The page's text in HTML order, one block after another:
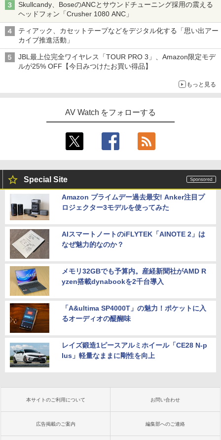
Skullcandy、BoseのANCとサウンドチューニング採用の震える
ヘッドフォン「Crusher 1080 ANC」
ティアック、カセットテープなどをデジタル化する「思い出アー
カイブ推進活動」
JBL最上位完全ワイヤレス「TOUR PRO 3」、Amazon限定モデ
ルが25% OFF【今日みつけたお買い得品】
もっと見る
AV Watch をフォローする
Special Site
Amazon プライムデー過去最安! Anker注目プ
ロジェクター3モデルを使ってみた
AIスマートノートのiFLYTEK「AINOTE 2」は
なぜ魅力的なのか？
メモリ32GBでも予算内。産経新聞社がAMD R
yzen搭載dynabookを2千台導入
「A&ultima SP4000T」の魅力！ポケットに入
るオーディオの醍醐味
レイズ鍛造1ピースアルミホイール「CE28 N-p
lus」軽量なままに剛性を向上
本サイトのご利用について お問い合わせ
広告掲載のご案内 編集部へのご連絡